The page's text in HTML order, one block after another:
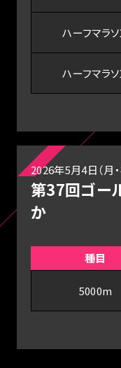
ハーフマラ
ハーフマラ
2026年5月4日（月・
第37回ゴー
か
種目
5000m